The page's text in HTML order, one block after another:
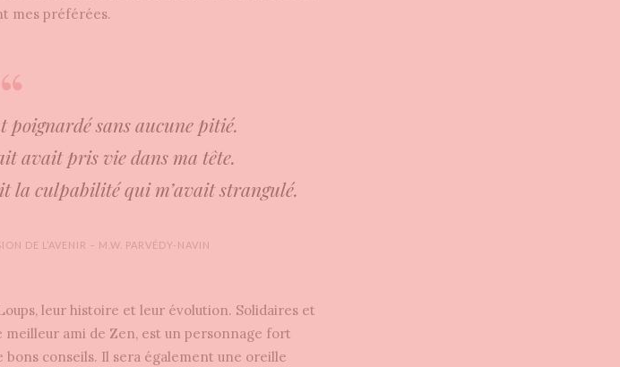
mes préférées.
poignardé sans aucune pitié.
avait pris vie dans ma tête.
la culpabilité qui m’avait strangulé.
DE L’AVENIR – M.W. PARVÉDY-NAVIN
leur histoire et leur évolution. Solidaires et
ami de Zen, est un personnage fort
conseils. Il sera également une oreille